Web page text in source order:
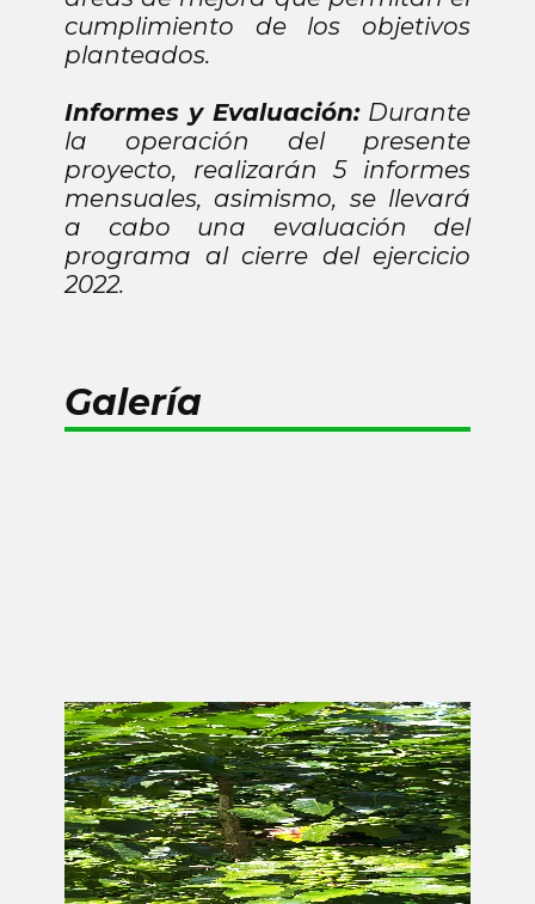
cumplimiento de los objetivos
planteados.
Informes y Evaluación:Durante
la operación del presente
proyecto, realizarán 5 informes
mensuales, asimismo, se llevará
a cabo una evaluación del
programa al cierre del ejercicio
2022.
Galería